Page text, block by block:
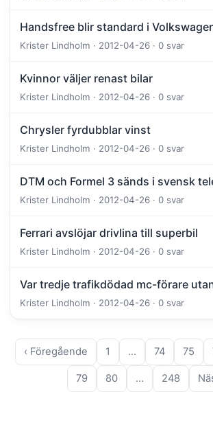
Handsfree blir standard i
Krister Lindholm · 2012-04-26 · 0 svar
Kvinnor väljer renast bilar
Krister Lindholm · 2012-04-26 · 0 svar
Chrysler fyrdubblar vinst
Krister Lindholm · 2012-04-26 · 0 svar
DTM och Formel 3 sänds i svensk
Krister Lindholm · 2012-04-26 · 0 svar
Ferrari avslöjar drivlina till superbil
Krister Lindholm · 2012-04-26 · 0 svar
Var tredje trafikdödad mc-förare
Krister Lindholm · 2012-04-26 · 0 svar
‹ Föregående 1 … 74 75
79 80 … 248